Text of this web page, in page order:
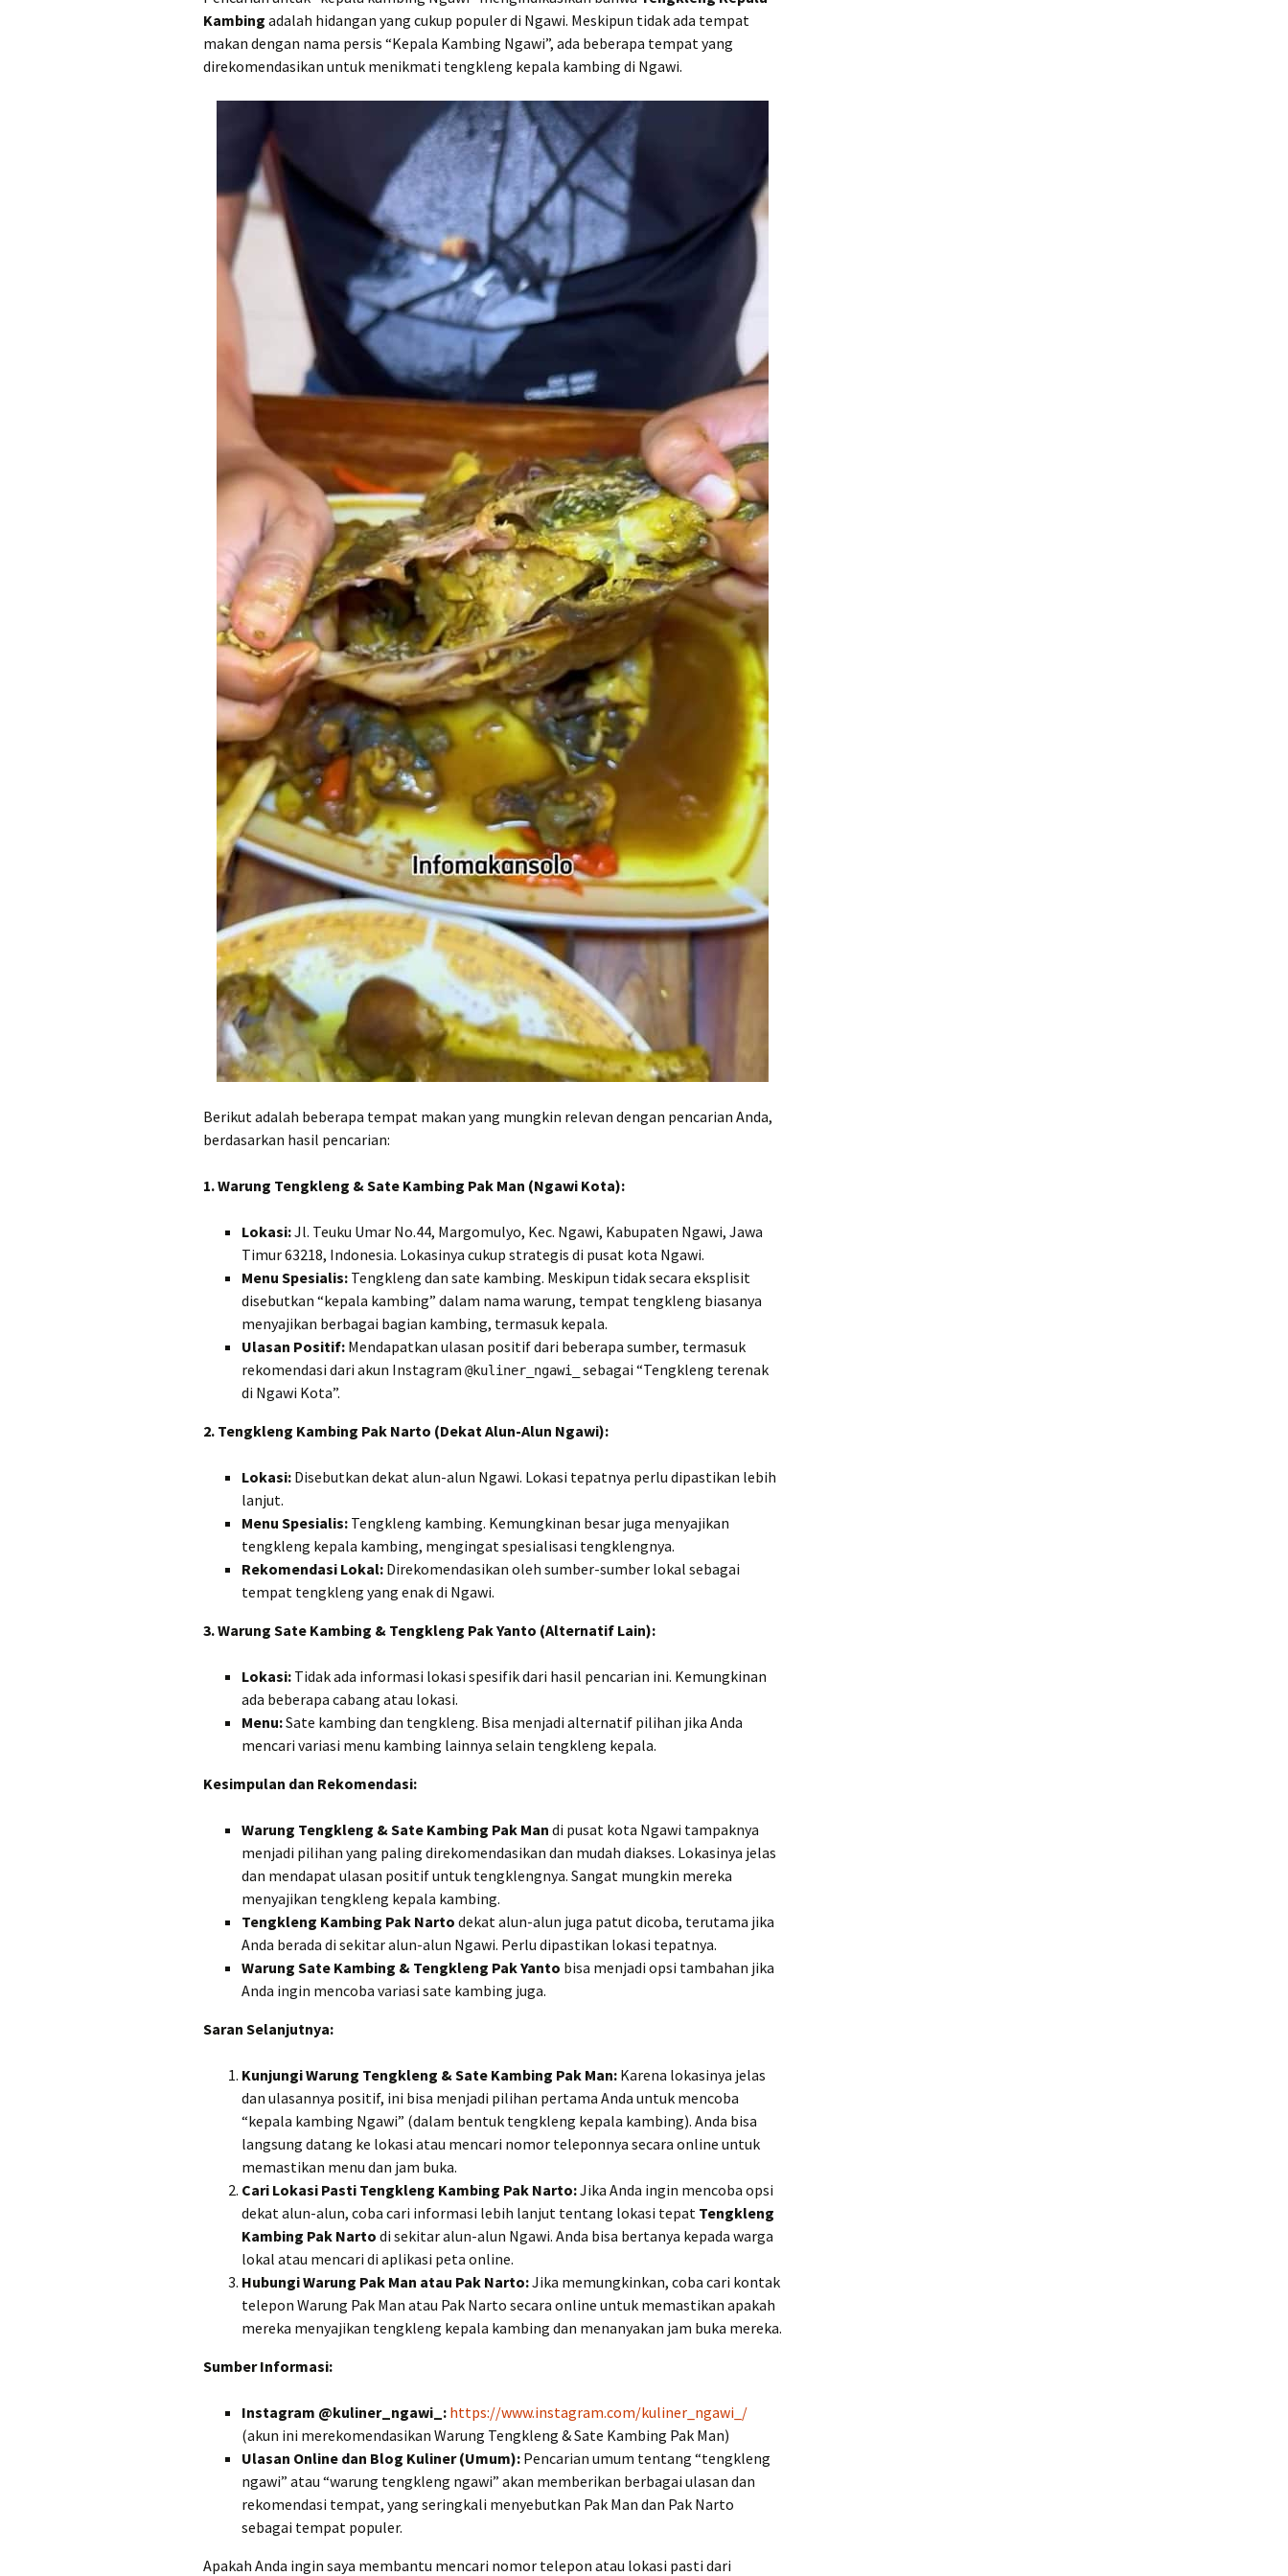
Tempat Makan Ideal
Dekat Masjid Sheikh
Dlidir Klasik Legendaris
Kuliner Malam Solo Murah
Sate Kambing Solo
Kambing adalah hidangan yang cukup populer di Ngawi. Meskipun tidak ada tempat
makan dengan nama persis “Kepala Kambing Ngawi”, ada beberapa tempat yang
direkomendasikan untuk menikmati tengkleng kepala kambing di Ngawi.
Berikut adalah beberapa tempat makan yang mungkin relevan dengan pencarian Anda,
berdasarkan hasil pencarian:
1. Warung Tengkleng & Sate Kambing Pak Man (Ngawi Kota):
Lokasi:Jl. Teuku Umar No.44, Margomulyo, Kec. Ngawi, Kabupaten Ngawi, Jawa
Timur 63218, Indonesia. Lokasinya cukup strategis di pusat kota Ngawi.
Menu Spesialis: Tengkleng dan sate kambing. Meskipun tidak secara eksplisit
disebutkan “kepala kambing” dalam nama warung, tempat tengkleng biasanya
menyajikan berbagai bagian kambing, termasuk kepala.
Ulasan Positif: Mendapatkan ulasan positif dari beberapa sumber, termasuk
rekomendasi dari akun Instagram @kuliner_ngawi_
sebagai “Tengkleng terenak
di Ngawi Kota”.
2. Tengkleng Kambing Pak Narto (Dekat Alun-Alun Ngawi):
Lokasi: Disebutkan dekat alun-alun Ngawi. Lokasi tepatnya perlu dipastikan lebih
lanjut.
Menu Spesialis: Tengkleng kambing. Kemungkinan besar juga menyajikan
tengkleng kepala kambing, mengingat spesialisasi tengklengnya.
Rekomendasi Lokal: Direkomendasikan oleh sumber-sumber lokal sebagai
tempat tengkleng yang enak di Ngawi.
3. Warung Sate Kambing & Tengkleng Pak Yanto (Alternatif Lain):
Lokasi: Tidak ada informasi lokasi spesifik dari hasil pencarian ini. Kemungkinan
ada beberapa cabang atau lokasi.
Menu:Sate kambing dan tengkleng. Bisa menjadi alternatif pilihan jika Anda
mencari variasi menu kambing lainnya selain tengkleng kepala.
Kesimpulan dan Rekomendasi:
Warung Tengkleng & Sate Kambing Pak Man di pusat kota Ngawi tampaknya
menjadi pilihan yang paling direkomendasikan dan mudah diakses. Lokasinya jelas
dan mendapat ulasan positif untuk tengklengnya. Sangat mungkin mereka
menyajikan tengkleng kepala kambing.
Tengkleng Kambing Pak Narto dekat alun-alun juga patut dicoba, terutama jika
Anda berada di sekitar alun-alun Ngawi. Perlu dipastikan lokasi tepatnya.
Warung Sate Kambing & Tengkleng Pak Yanto bisa menjadi opsi tambahan jika
Anda ingin mencoba variasi sate kambing juga.
Saran Selanjutnya:
Kunjungi Warung Tengkleng & Sate Kambing Pak Man: Karena lokasinya jelas
dan ulasannya positif, ini bisa menjadi pilihan pertama Anda untuk mencoba
“kepala kambing Ngawi” (dalam bentuk tengkleng kepala kambing). Anda bisa
langsung datang ke lokasi atau mencari nomor teleponnya secara online untuk
memastikan menu dan jam buka.
Cari Lokasi Pasti Tengkleng Kambing Pak Narto:Jika Anda ingin mencoba opsi
dekat alun-alun, coba cari informasi lebih lanjut tentang lokasi tepat Tengkleng
Kambing Pak Narto di sekitar alun-alun Ngawi. Anda bisa bertanya kepada warga
lokal atau mencari di aplikasi peta online.
Hubungi Warung Pak Man atau Pak Narto:Jika memungkinkan, coba cari kontak
telepon Warung Pak Man atau Pak Narto secara online untuk memastikan apakah
mereka menyajikan tengkleng kepala kambing dan menanyakan jam buka mereka.
Sumber Informasi:
Instagram @kuliner_ngawi_: https://www.instagram.com/kuliner_ngawi_/
(akun ini merekomendasikan Warung Tengkleng & Sate Kambing Pak Man)
Ulasan Online dan Blog Kuliner (Umum): Pencarian umum tentang “tengkleng
ngawi” atau “warung tengkleng ngawi” akan memberikan berbagai ulasan dan
rekomendasi tempat, yang seringkali menyebutkan Pak Man dan Pak Narto
sebagai tempat populer.
Apakah Anda ingin saya membantu mencari nomor telepon atau lokasi pasti dari